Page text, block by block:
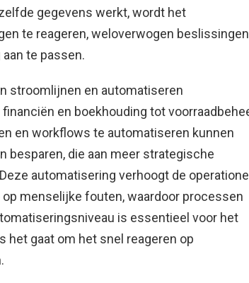
gegevens werkt, wordt het
te reageren, weloverwogen beslissingen
te passen.
stroomlijnen en automatiseren
en boekhouding tot
en workflows te automatiseren kunnen
besparen, die aan meer strategische
automatisering verhoogt de
menselijke fouten, waardoor processen
is essentieel voor het
het gaat om het snel reageren op